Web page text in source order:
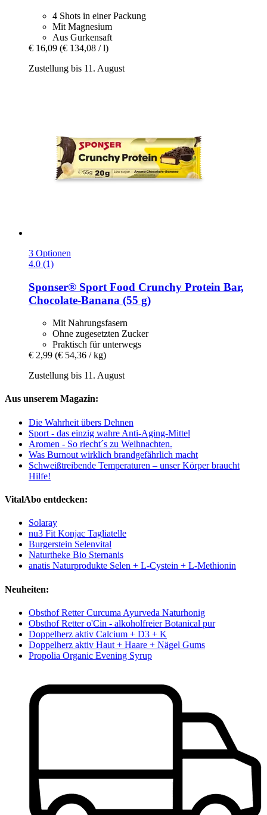
4 Shots in einer Packung
Mit Magnesium
Aus Gurkensaft
€ 16,09 (€ 134,08 / l)
Zustellung bis 11. August
3 Optionen
4.0 (1)
Sponser® Sport Food Crunchy Protein Bar,
Chocolate-​Banana (55 g)
Mit Nahrungsfasern
Ohne zugesetzten Zucker
Praktisch für unterwegs
€ 2,99 (€ 54,36 / kg)
Zustellung bis 11. August
Aus unserem Magazin:
Die Wahrheit übers Dehnen
Sport - das einzig wahre Anti-Aging-Mittel
Aromen - So riecht´s zu Weihnachten.
Was Burnout wirklich brandgefährlich macht
Schweißtreibende Temperaturen – unser Körper braucht
Hilfe!
VitalAbo entdecken:
Solaray
nu3 Fit Konjac Tagliatelle
Burgerstein Selenvital
Naturtheke Bio Sternanis
anatis Naturprodukte Selen + L-Cystein + L-Methionin
Neuheiten:
Obsthof Retter Curcuma Ayurveda Naturhonig
Obsthof Retter o'Cin - alkoholfreier Botanical pur
Doppelherz aktiv Calcium + D3 + K
Doppelherz aktiv Haut + Haare + Nägel Gums
Propolia Organic Evening Syrup